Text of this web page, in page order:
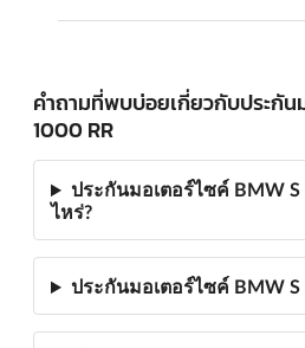
คำถามที่พบบ่อยเกี่ยวกับประกัน
1000 RR
ประกันมอเตอร์ไซค์ BMW S
ไหร่?
ประกันมอเตอร์ไซค์ BMW S